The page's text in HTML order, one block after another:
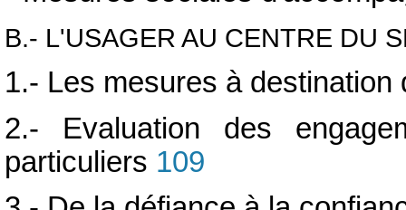
B.- L'USAGER AU CENTRE DU
1.- Les mesures à destination
2.- Evaluation des
particuliers 109